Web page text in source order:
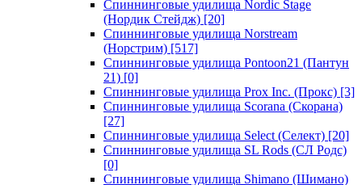
Спиннинговые удилища Nordic Stage
(Нордик Стейдж) [20]
Спиннинговые удилища Norstream
(Норстрим) [517]
Спиннинговые удилища Pontoon21 (Пантун
21) [0]
Спиннинговые удилища Prox Inc. (Прокс) [3]
Спиннинговые удилища Scorana (Скорана)
[27]
Спиннинговые удилища Select (Селект) [20]
Спиннинговые удилища SL Rods (СЛ Родс)
[0]
Спиннинговые удилища Shimano (Шимано)